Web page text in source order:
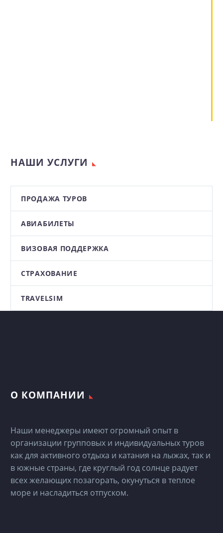
НАШИ УСЛУГИ
ПРОДАЖА ТУРОВ
АВИАБИЛЕТЫ
ВИЗОВАЯ ПОДДЕРЖКА
СТРАХОВАНИЕ
TRAVELSIM
О КОМПАНИИ
Наши менеджеры имеют огромный опыт в
организации групповых и индивидуальных туров
как для активного отдыха и катания на лыжах, так и
в южные страны, где круглый год солнце радует
всех желающих позагорать, окунуться в теплое
море и насладиться отпуском.